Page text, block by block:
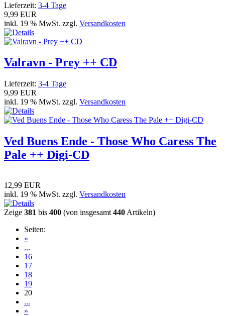
Lieferzeit: 3-4 Tage
9,99 EUR
inkl. 19 % MwSt. zzgl. Versandkosten
Valravn - Prey ++ CD
Lieferzeit: 3-4 Tage
9,99 EUR
inkl. 19 % MwSt. zzgl. Versandkosten
Ved Buens Ende - Those Who Caress The
Pale ++ Digi-CD
12,99 EUR
inkl. 19 % MwSt. zzgl. Versandkosten
Zeige 381 bis 400 (von insgesamt 440 Artikeln)
Seiten:
«
...
16
17
18
19
20
...
»